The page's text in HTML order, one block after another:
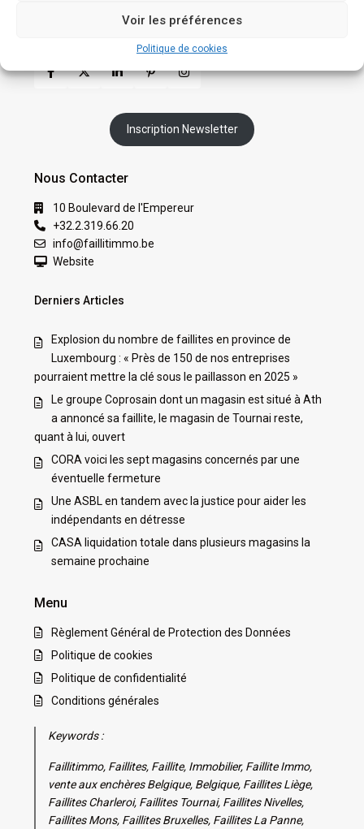
Voir les préférences
Politique de cookies
Inscription Newsletter
Nous Contacter
10 Boulevard de l'Empereur
+32.2.319.66.20
info@faillitimmo.be
Website
Derniers Articles
Explosion du nombre de faillites en province de
Luxembourg : « Près de 150 de nos entreprises
pourraient mettre la clé sous le paillasson en 2025 »
Le groupe Coprosain dont un magasin est situé à Ath
a annoncé sa faillite, le magasin de Tournai reste,
quant à lui, ouvert
CORA voici les sept magasins concernés par une
éventuelle fermeture
Une ASBL en tandem avec la justice pour aider les
indépendants en détresse
CASA liquidation totale dans plusieurs magasins la
semaine prochaine
Menu
Règlement Général de Protection des Données
Politique de cookies
Politique de confidentialité
Conditions générales
Keywords :
Faillitimmo, Faillites, Faillite, Immobilier, Faillite Immo,
vente aux enchères Belgique, Belgique, Faillites Liège,
Faillites Charleroi, Faillites Tournai, Faillites Nivelles,
Faillites Mons, Faillites Bruxelles, Faillites La Panne,